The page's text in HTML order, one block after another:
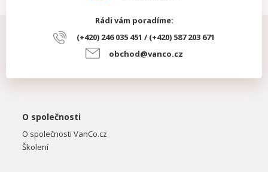
Rádi vám poradíme:
(+420) 246 035 451 / (+420) 587 203 671
obchod@vanco.cz
O společnosti
O společnosti VanCo.cz
Školení